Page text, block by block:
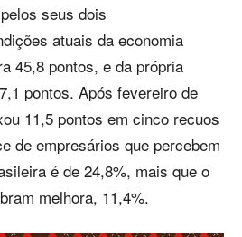
seus dois
atuais da economia
45,8 pontos, e da própria
pontos. Após fevereiro de
11,5 pontos em cinco recuos
de empresários que percebem
é de 24,8%, mais que o
melhora, 11,4%.